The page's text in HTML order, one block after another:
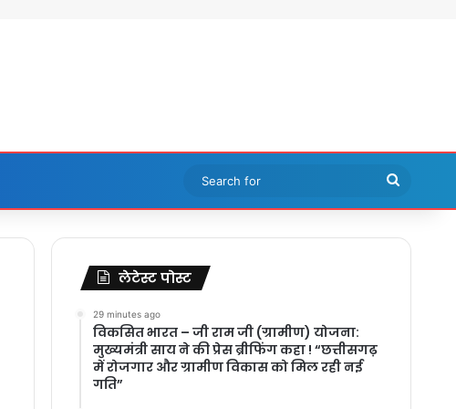
Search
for
लेटेस्ट पोस्ट
29 minutes ago
विकसित भारत – जी राम जी (ग्रामीण) योजना:
मुख्यमंत्री साय ने की प्रेस ब्रीफिंग कहा ! “छत्तीसगढ़
में रोजगार और ग्रामीण विकास को मिल रही नई
गति”